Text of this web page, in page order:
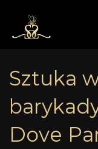
treści
Sztuka
Dove